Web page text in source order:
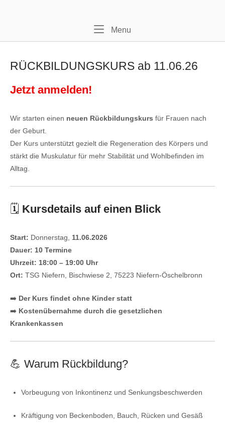
Menu
RÜCKBILDUNGSKURS ab 11.06.26
Jetzt anmelden!
Wir starten einen neuen Rückbildungskurs für Frauen nach
der Geburt.
Der Kurs unterstützt gezielt die Regeneration des Körpers und
stärkt die Muskulatur für mehr Stabilität und Wohlbefinden im
Alltag.
🗓 Kursdetails auf einen Blick
Start: Donnerstag, 11.06.2026
Dauer: 10 Termine
Uhrzeit: 18:00 – 19:00 Uhr
Ort: TSG Niefern, Bischwiese 2, 75223 Niefern-Öschelbronn
➡️ Der Kurs findet ohne Kinder statt
➡️ Kostenübernahme durch die gesetzlichen
Krankenkassen
💪 Warum Rückbildung?
Vorbeugung von Inkontinenz und Senkungsbeschwerden
Kräftigung von Beckenboden, Bauch, Rücken und Gesäß